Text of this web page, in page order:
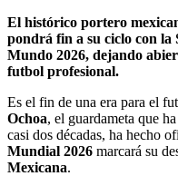
El histórico portero
pondrá fin a su ciclo con la
Mundo 2026, dejando
futbol profesional.
Es el fin de una era para el
Ochoa, el guardameta que
casi dos décadas, ha hecho
Mundial 2026 marcará su
Mexicana.